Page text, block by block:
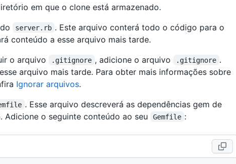
em que o clone está armazenado.
server.rb . Este arquivo conterá todo o código para o
conteúdo a esse arquivo mais tarde.
o arquivo
.gitignore , adicione o arquivo .gitignore .
arquivo mais tarde. Para obter mais informações sobre
Ignorar arquivos.
. Esse arquivo descreverá as dependências gem de
Adicione o seguinte conteúdo ao seu
Gemfile :